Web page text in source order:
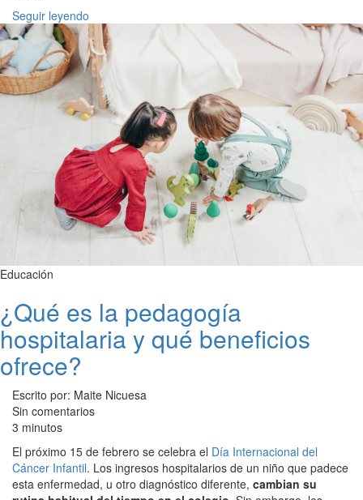
Seguir leyendo
Educación
¿Qué es la pedagogía
hospitalaria y qué beneficios
ofrece?
Escrito por: Maite Nicuesa
Sin comentarios
3 minutos
El próximo 15 de febrero se celebra el Día Internacional del
Cáncer Infantil. Los ingresos hospitalarios de un niño que padece
esta enfermedad, u otro diagnóstico diferente, cambian su